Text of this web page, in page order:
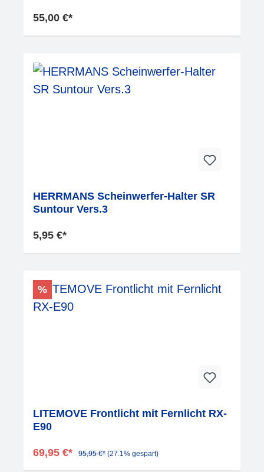
55,00 €*
HERRMANS Scheinwerfer-Halter SR
Suntour Vers.3
5,95 €*
%
LITEMOVE Frontlicht mit Fernlicht RX-
E90
69,95 €* 95,95 €* (27.1% gespart)